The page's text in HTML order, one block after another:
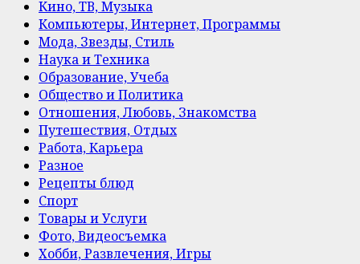
Кино, ТВ, Музыка
Компьютеры, Интернет, Программы
Мода, Звезды, Стиль
Наука и Техника
Образование, Учеба
Общество и Политика
Отношения, Любовь, Знакомства
Путешествия, Отдых
Работа, Карьера
Разное
Рецепты блюд
Спорт
Товары и Услуги
Фото, Видеосъемка
Хобби, Развлечения, Игры